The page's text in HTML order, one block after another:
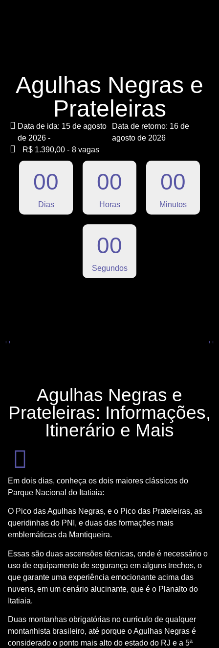
Agulhas Negras e
Prateleiras
Data de ida: 15 de agosto
de 2026 -
Data de retorno: 16 de
agosto de 2026
R$ 1.390,00 - 8 vagas
00
Dias
00
Horas
00
Minutos
00
Segundos
Agulhas Negras e
Prateleiras: Informações,
Itinerário e Mais
Em dois dias, conheça os dois maiores clássicos do
Parque Nacional do Itatiaia:
O Pico das Agulhas Negras, e o Pico das Prateleiras, as
queridinhas do PNI, e duas das formações mais
emblemáticas da Mantiqueira.
Essas são duas ascensões técnicas, onde é necessário o
uso de equipamento de segurança em alguns trechos, o
que garante uma experiência emocionante acima das
nuvens, em um cenário alucinante, que é o Planalto do
Itatiaia.
Duas montanhas obrigatórias no curriculo de qualquer
montanhista brasileiro, até porque o Agulhas Negras é
considerado o ponto mais alto do estado do RJ e a 5ª